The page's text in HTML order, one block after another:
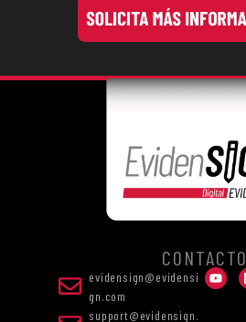
CONTACTO
evidensign@evidensi
gn.com
support@evidensign.